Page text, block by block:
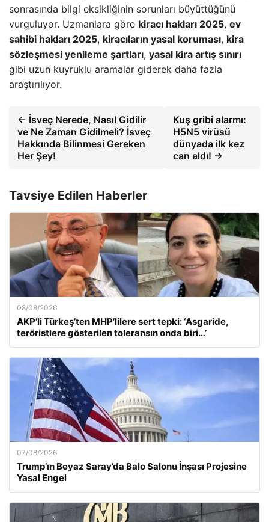
sonrasında bilgi eksikliğinin sorunları büyüttüğünü
vurguluyor. Uzmanlara göre kiracı hakları 2025, ev
sahibi hakları 2025, kiracıların yasal koruması, kira
sözleşmesi yenileme şartları, yasal kira artış sınırı
gibi uzun kuyruklu aramalar giderek daha fazla
araştırılıyor.
← İsveç Nerede, Nasıl Gidilir
ve Ne Zaman Gidilmeli? İsveç
Hakkında Bilinmesi Gereken
Her Şey!
Kuş gribi alarmı:
H5N5 virüsü
dünyada ilk kez
can aldı! →
Tavsiye Edilen Haberler
08/08/2026
AKP’li Türkeş’ten MHP’lilere sert tepki: ‘Asgaride,
teröristlere gösterilen toleransın onda biri…’
07/08/2026
Trump’ın Beyaz Saray’da Balo Salonu İnşası Projesine
Yasal Engel